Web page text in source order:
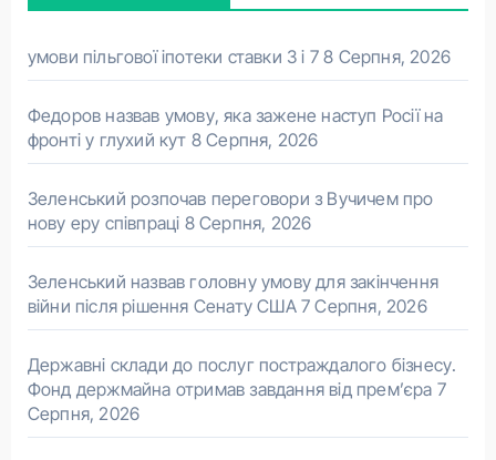
умови пільгової іпотеки ставки 3 і 7 8 Серпня, 2026
Федоров назвав умову, яка зажене наступ Росії на
фронті у глухий кут 8 Серпня, 2026
Зеленський розпочав переговори з Вучичем про
нову еру співпраці 8 Серпня, 2026
Зеленський назвав головну умову для закінчення
війни після рішення Сенату США 7 Серпня, 2026
Державні склади до послуг постраждалого бізнесу.
Фонд держмайна отримав завдання від прем’єра 7
Серпня, 2026